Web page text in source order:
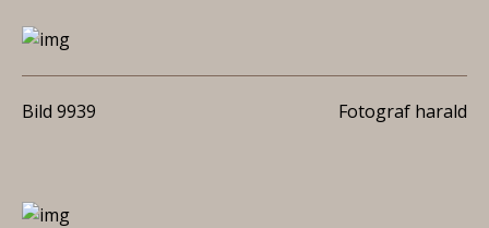
Bild 9939 Fotograf harald